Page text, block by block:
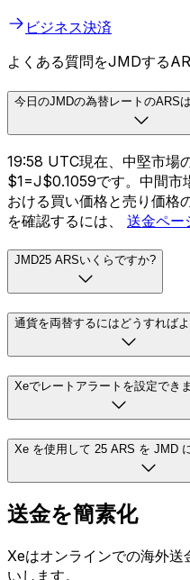
ビジネス決済
よくある質問をJMDする
今日のJMDの為替レートのARS
19:58 UTC現在、中堅市場
$1=J$0.1059です。中間市
おける買い価格と売り価格
を確認するには、 送金ペー
JMD25 ARSいくらですか?
通貨を両替するにはどうすれば
Xeでレートアラートを設定でき
Xe を使用して 25 ARS を JMD
送金を簡素化
Xeはオンラインでの海外
いします。